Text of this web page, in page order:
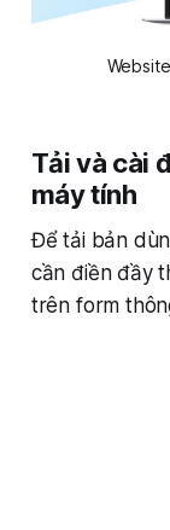
Tải và cài
máy tính
Để tải bản
cần điền đầy
trên form